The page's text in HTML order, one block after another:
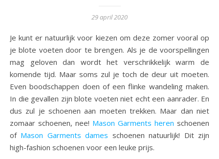
29 april 2020
Je kunt er natuurlijk voor kiezen om deze zomer vooral op
je blote voeten door te brengen. Als je de voorspellingen
mag geloven dan wordt het verschrikkelijk warm de
komende tijd. Maar soms zul je toch de deur uit moeten.
Even boodschappen doen of een flinke wandeling maken.
In die gevallen zijn blote voeten niet echt een aanrader. En
dus zul je schoenen aan moeten trekken. Maar dan niet
zomaar schoenen, nee! Mason Garments heren schoenen
of Mason Garments dames schoenen natuurlijk! Dit zijn
high-fashion schoenen voor een leuke prijs.